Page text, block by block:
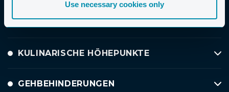
Use necessary cookies only
KULINARISCHE HÖHEPUNKTE
GEHBEHINDERUNGEN